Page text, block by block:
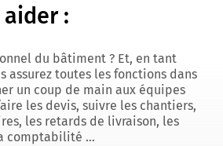
:
du bâtiment ? Et, en tant
assurez toutes les fonctions dans
un coup de main aux équipes
les devis, suivre les chantiers,
les retards de livraison, les
comptabilité …